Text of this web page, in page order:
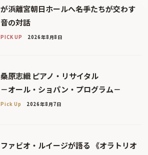
が浜離宮朝日ホールへ――名手たちが交わす
音の対話
PICK UP 2026年8月8日
桑原志織 ピアノ・リサイタル
－オール・ショパン・プログラム－
Pick Up 2026年8月7日
ファビオ・ルイージが語る 《オラトリオ